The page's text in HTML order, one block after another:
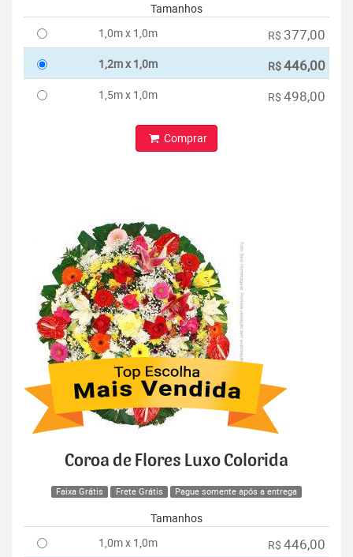
Tamanhos
1,0m x 1,0m
R$ 377,00
1,2m x 1,0m R$446,00
1,5m x 1,0m R$ 498,00
Comprar
Coroa de Flores Luxo Colorida
Faixa Grátis Frete Grátis Pague somente após a entrega
Tamanhos
1,0m x 1,0m
R$ 446,00